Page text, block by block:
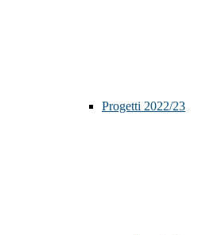
Progetti 2022/23